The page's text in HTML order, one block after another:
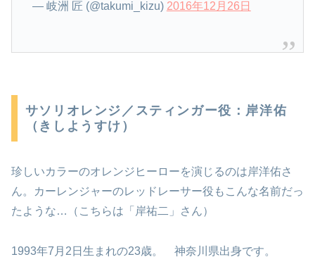
— 岐洲 匠 (@takumi_kizu) 2016年12月26日
サソリオレンジ／スティンガー役：岸洋佑
（きしようすけ）
珍しいカラーのオレンジヒーローを演じるのは岸洋佑さ
ん。カーレンジャーのレッドレーサー役もこんな名前だっ
たような…（こちらは「岸祐二」さん）
1993年7月2日生まれの23歳。 神奈川県出身です。